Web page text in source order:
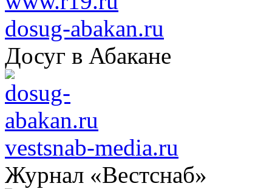
dosug-abakan.ru
Досуг в Абакане
vestsnab-media.ru
Журнал «Вестснаб»